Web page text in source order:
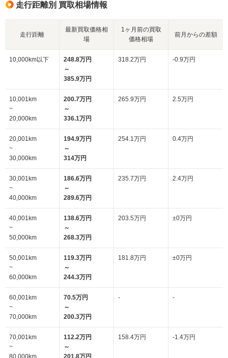
走行距離別 買取相場情報
走行距離
最新買取価格相
場
1ヶ月前の買取
価格相場
前月からの差額
10,000km以下
248.8万円
～
385.9万円
318.2万円 -0.9万円
10,001km
~
20,000km
200.7万円
～
336.1万円
265.9万円 2.5万円
20,001km
~
30,000km
194.9万円
～
314万円
254.1万円 0.4万円
30,001km
~
40,000km
186.6万円
～
289.6万円
235.7万円 2.4万円
40,001km
~
50,000km
138.6万円
～
268.3万円
203.5万円 ±0万円
50,001km
~
60,000km
119.3万円
～
244.3万円
181.8万円 ±0万円
60,001km
~
70,000km
70.5万円
～
200.3万円
- -
70,001km
~
80,000km
112.2万円
～
201.8万円
158.4万円 -1.4万円